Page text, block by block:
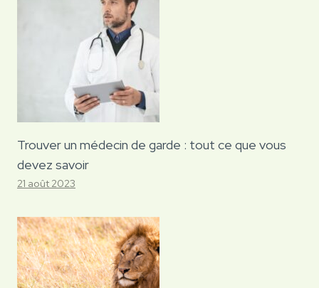
Trouver un médecin de garde : tout ce que vous
devez savoir
21 août 2023